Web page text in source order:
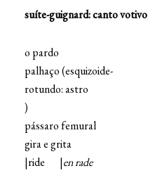
suíte-guignard: canto votivo
o pardo
palhaço (esquizoide-
rotundo: astro
)
pássaro femural
gira e grita
|ride |en rade